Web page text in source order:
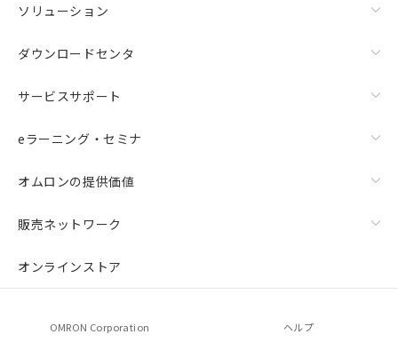
ソリューション
ダウンロードセンタ
サービスサポート
eラーニング・セミナ
オムロンの提供価値
販売ネットワーク
オンラインストア
OMRON Corporation ヘルプ